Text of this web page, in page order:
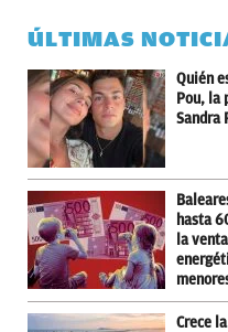
ÚLTIMAS
Quién
Pou, la
Sandra
hasta
la
Crece la